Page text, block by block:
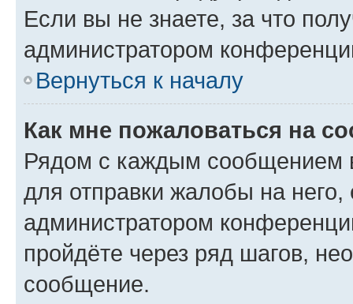
Если вы не знаете, за что
администратором
Вернуться к началу
Как мне пожаловаться на
Рядом с каждым сообщением
для отправки жалобы на
администратором
пройдёте через ряд шагов,
сообщение.